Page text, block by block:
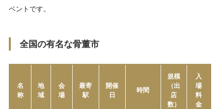
ベントです。
全国の有名な骨董市
名
称
地
域
会
場
最寄
駅
開催
日
時間
規模
（出
店
数）
入
場
料
金